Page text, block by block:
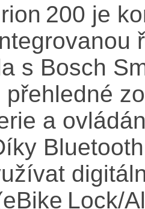
200 je
s Bosch
přehledné
a
Lock/